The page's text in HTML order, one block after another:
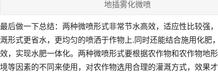
地插雾化微喷
最后做一下总结：两种微喷形式非常节水高效，适应性比较强
溉形式更省水，更均匀的喷洒于作物上.同时还能结合施用化肥
效，实现水肥一体化。两种微喷形式要根据农作物和农作物地
境等因素的不同来使用，对农作物选用合理的灌溉方式，效果